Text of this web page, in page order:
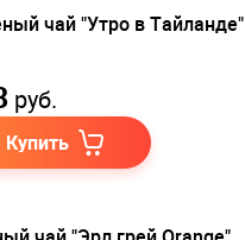
чай "Утро в Тайланде"
руб.
Купить